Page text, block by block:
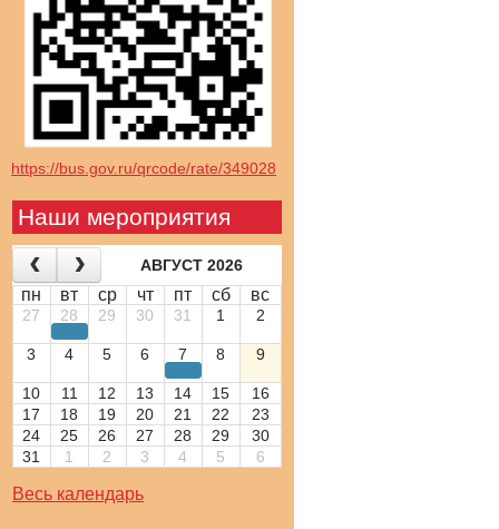
https://bus.gov.ru/qrcode/rate/349028
Наши мероприятия
АВГУСТ 2026
пн вт ср чт пт сб вс
27 28 29 30 31 1 2
3 4 5 6 7 8 9
10 11 12 13 14 15
16
17
18 19 20 21 22
23
24
25 26 27 28 29
30
31
1 2 3 4 5 6
Весь календарь